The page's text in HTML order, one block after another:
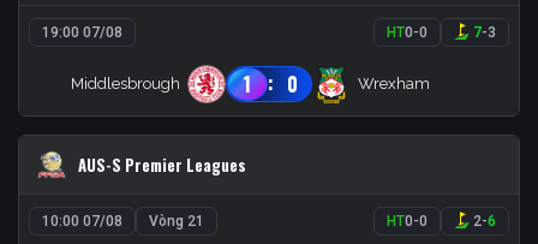
19:00 07/08 HT0-0 7-3
Middlesbrough 1 : 0 Wrexham
AUS-S Premier Leagues
10:00 07/08 Vòng 21 HT0-0 2-6